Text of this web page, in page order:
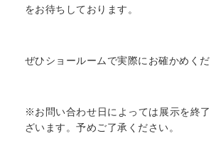
をお待ちしております。
ぜひショールームで実際にお確かめくだ
※お問い合わせ日によっては展示を終
ざいます。予めご了承ください。